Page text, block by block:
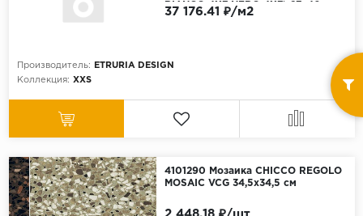
BIANCO 4X7 NERO 4X7) 27x40 см
Производитель:
ETRURIA DESIGN
Коллекция: XXS
37 176.41 ₽/м2
4101290 Мозаика CHICCO REGOLO
MOSAIC VCG 34,5x34,5 см